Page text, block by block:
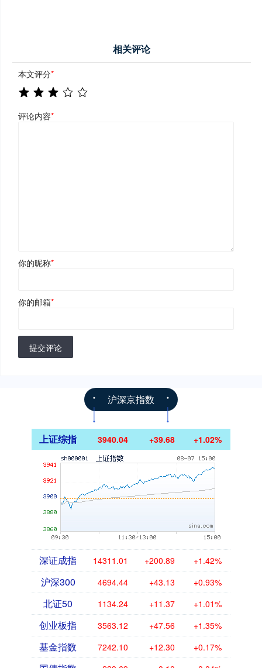
相关评论
本文评分*
评论内容*
你的昵称*
你的邮箱*
提交评论
沪深京指数
上证综指 3940.04 +39.68 +1.02%
深证成指 14311.01 +200.89 +1.42%
沪深300 4694.44 +43.13 +0.93%
北证50 1134.24 +11.37 +1.01%
创业板指 3563.12 +47.56 +1.35%
基金指数 7242.10 +12.30 +0.17%